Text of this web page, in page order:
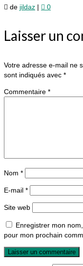
de jildaz | 0
Laisser un
Votre adresse e-mail ne
sont indiqués avec *
Commentaire *
Nom *
E-mail *
Site web
Enregistrer mon
pour mon prochain